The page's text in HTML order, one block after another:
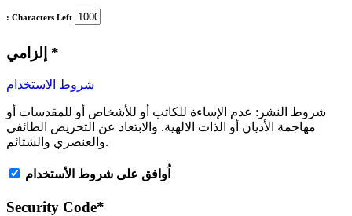
: Characters Left
*
شروط الاستخدام
شروط النشر: عدم الإساءة للكاتب أو للأشخاص أو للمقدسات أو
مهاجمة الأديان أو الذات الالهية. والابتعاد عن التحريض الطائفي
والعنصري والشتائم.
اُوافق على شروط الأستخدام
Security Code*